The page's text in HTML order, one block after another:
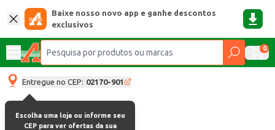
Baixe nosso novo app e ganhe descontos
exclusivos
0
Entregue no CEP: 02170-901
Escolha uma loja ou informe seu
CEP para ver ofertas da sua